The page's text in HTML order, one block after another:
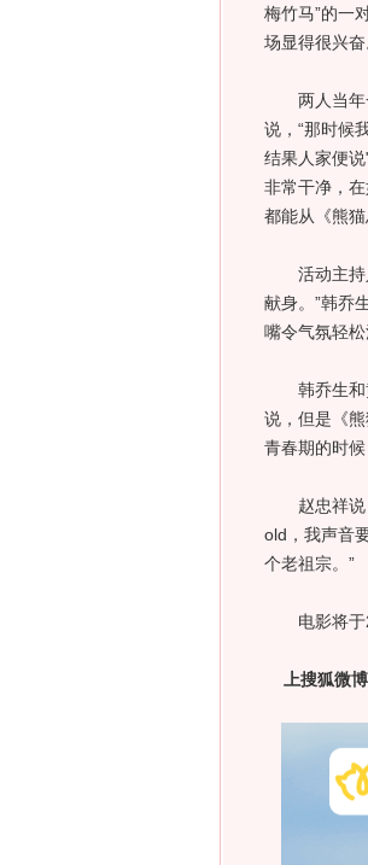
梅竹马”的一
场显得很兴
两人当年一
说，“那时候
结果人家便
非常干净，
都能从《熊
活动主持
献身。”韩乔
嘴令气氛轻松
韩乔生和黄
说，但是《
青春期的时
赵忠祥说，
old，我声音
个老祖宗。”
电影将于2
上搜狐微博